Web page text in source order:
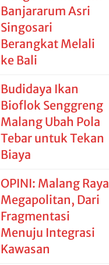
Banjararum Asri
Singosari
Berangkat Melali
ke Bali
Budidaya Ikan
Bioflok Senggreng
Malang Ubah Pola
Tebar untuk Tekan
Biaya
OPINI: Malang Raya
Megapolitan, Dari
Fragmentasi
Menuju Integrasi
Kawasan